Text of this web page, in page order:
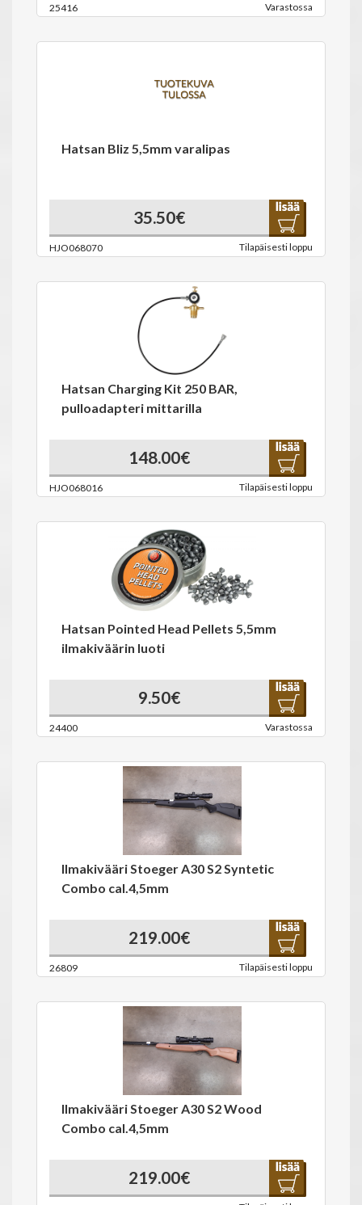
25416 Varastossa
Hatsan Bliz 5,5mm varalipas
35.50€
HJO068070 Tilapäisesti loppu
Hatsan Charging Kit 250 BAR,
pulloadapteri mittarilla
148.00€
HJO068016 Tilapäisesti loppu
Hatsan Pointed Head Pellets 5,5mm
ilmakiväärin luoti
9.50€
24400 Varastossa
Ilmakivääri Stoeger A30 S2 Syntetic
Combo cal.4,5mm
219.00€
26809 Tilapäisesti loppu
Ilmakivääri Stoeger A30 S2 Wood
Combo cal.4,5mm
219.00€